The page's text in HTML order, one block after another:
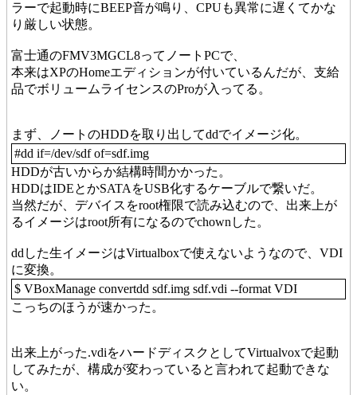
ラーで起動時にBEEP音が鳴り、CPUも異常に遅くてかな
り厳しい状態。
富士通のFMV3MGCL8ってノートPCで、
本来はXPのHomeエディションが付いているんだが、支給
品でボリュームライセンスのProが入ってる。
まず、ノートのHDDを取り出してddでイメージ化。
#dd if=/dev/sdf of=sdf.img
HDDが古いからか結構時間かかった。
HDDはIDEとかSATAをUSB化するケーブルで繋いだ。
当然だが、デバイスをroot権限で読み込むので、出来上が
るイメージはroot所有になるのでchownした。
ddした生イメージはVirtualboxで使えないようなので、VDI
に変換。
$ VBoxManage convertdd sdf.img sdf.vdi --format VDI
こっちのほうが速かった。
出来上がった.vdiをハードディスクとしてVirtualvoxで起動
してみたが、構成が変わっていると言われて起動できな
い。